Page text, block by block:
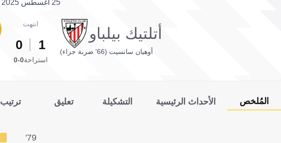
25 أغسطس 2025
أتلتيك بيلباو
أوهيان سانسيت (66' ضربة جزاء)
انتهت
1
0
استراحة0-0
المُلخص الأحداث الرئيسية التشكيلة تعليق ترتيب
79'